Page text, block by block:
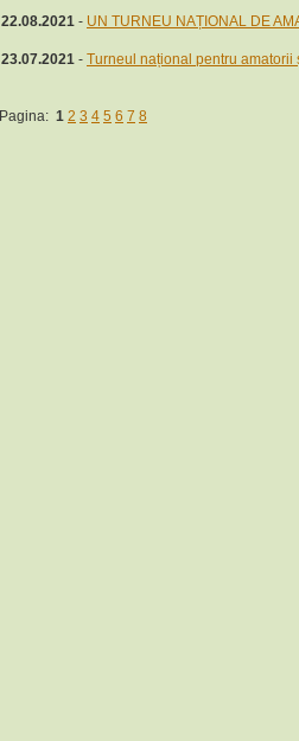
22.08.2021 - UN TURNEU NAȚIONAL DE
23.07.2021 - Turneul național pentru amatorii
Pagina: 1 2 3 4 5 6 7 8